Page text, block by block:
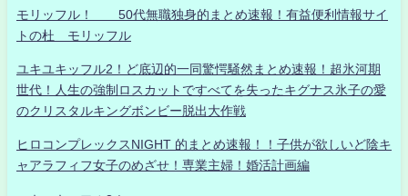
モリッフル！ 50代無職独身的まとめ速報！有益便利情報サイ
トの杜 モリッフル
ユキユキッフル2！ど底辺的一同驚愕騒然まとめ速報！超氷河期
世代！人生の強制ロスカットですべてを失ったキグナス氷子の愛
のクリスタルキングボンビー脱出大作戦
ヒロコンプレックスNIGHT 的まとめ速報！！子供が欲しいど陰キ
ャアラフィフ女子のめざせ！専業主婦！婚活計画編